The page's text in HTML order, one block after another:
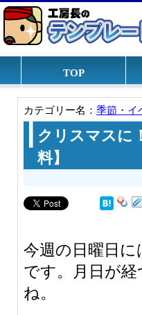
TOP
カテゴリー名： 季節・イ
クリスマスに
料】
今週の日曜日に
です。月日が
ね。